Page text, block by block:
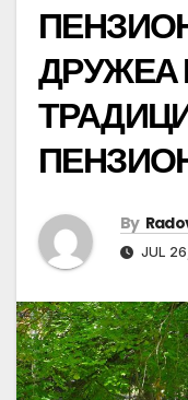
ДРУЖЕА
By
JUL